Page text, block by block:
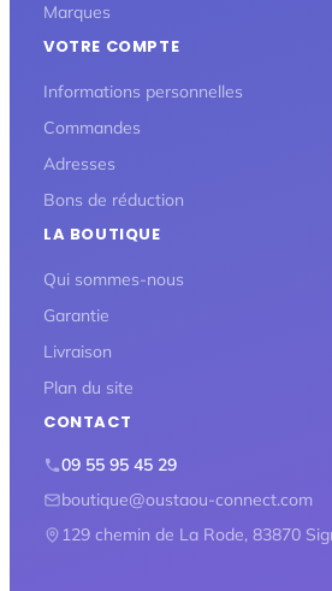
Marques
VOTRE COMPTE
Informations personnelles
Commandes
Adresses
Bons de réduction
LA BOUTIQUE
Qui sommes-nous
Garantie
Livraison
Plan du site
CONTACT
09 55 95 45 29
boutique@oustaou-connect.com
129 chemin de La Rode, 83870